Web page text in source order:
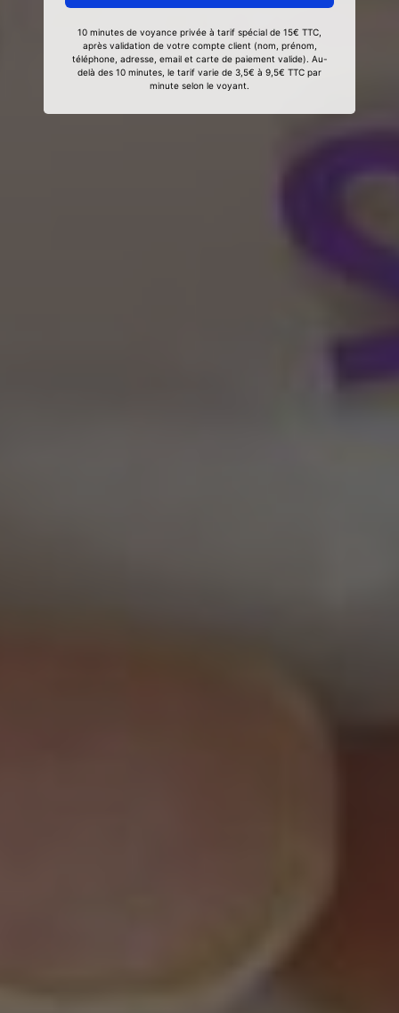
10 minutes de voyance privée à tarif spécial de 15€ TTC,
après validation de votre compte client (nom, prénom,
téléphone, adresse, email et carte de paiement valide). Au-
delà des 10 minutes, le tarif varie de 3,5€ à 9,5€ TTC par
minute selon le voyant.